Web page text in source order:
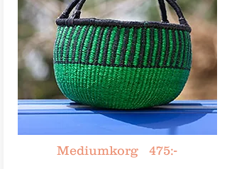
Mediumkorg 475:-